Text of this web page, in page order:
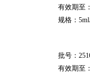
有效期至
规格：
批号：
有效期至